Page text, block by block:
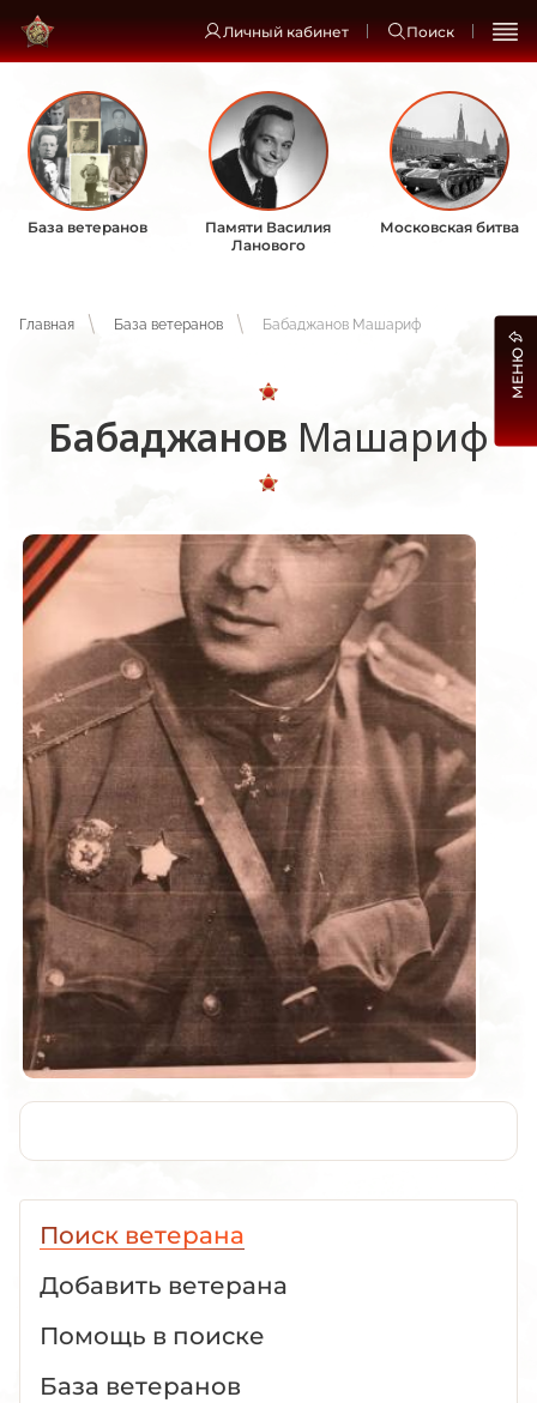
Личный кабинет Поиск
База ветеранов
Памяти Василия
Ланового
Московская битва
Главная База ветеранов Бабаджанов Машариф
Бабаджанов Машариф
Поиск ветерана
Добавить ветерана
Помощь в поиске
База ветеранов
МЕНЮ